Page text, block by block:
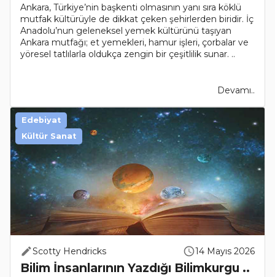
Ankara, Türkiye’nin başkenti olmasının yanı sıra köklü
mutfak kültürüyle de dikkat çeken şehirlerden biridir. İç
Anadolu’nun geleneksel yemek kültürünü taşıyan
Ankara mutfağı; et yemekleri, hamur işleri, çorbalar ve
yöresel tatlılarla oldukça zengin bir çeşitlilik sunar. ..
Devamı..
Scotty Hendricks 14 Mayıs 2026
Bilim İnsanlarının Yazdığı Bilimkurgu ..
Edebiyat
Kültür Sanat